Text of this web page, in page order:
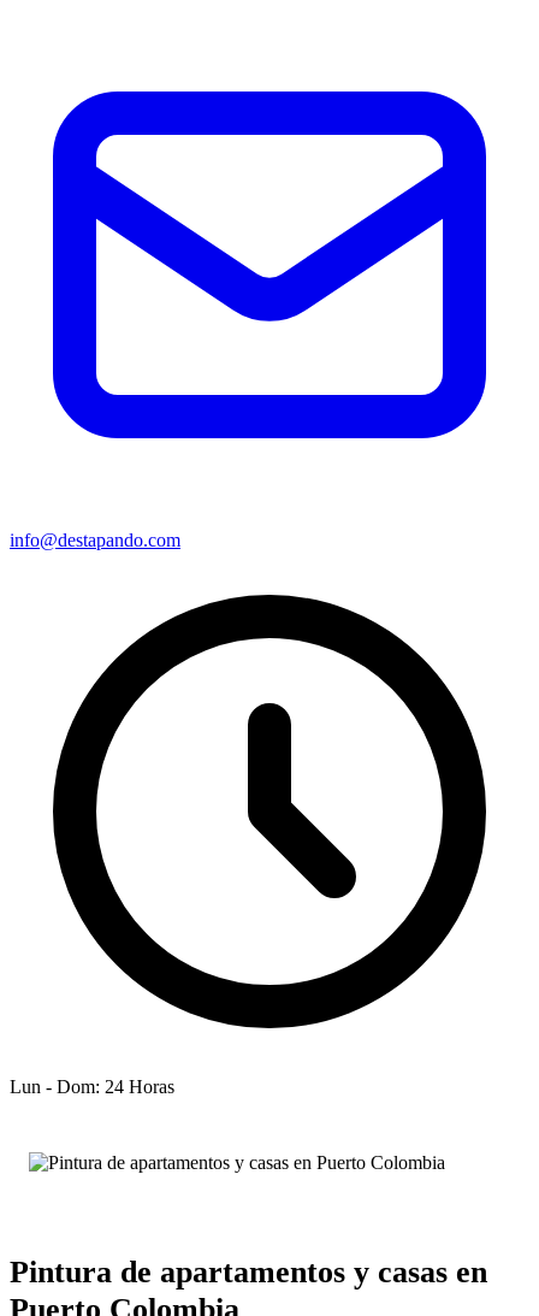
info@destapando.com
Lun - Dom: 24 Horas
Pintura de apartamentos y casas en